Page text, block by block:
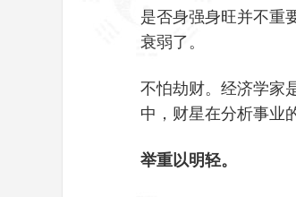
是否身强身旺并不重
衰弱了。
不怕劫财。经济学家
中，财星在分析事业
举重以明轻。